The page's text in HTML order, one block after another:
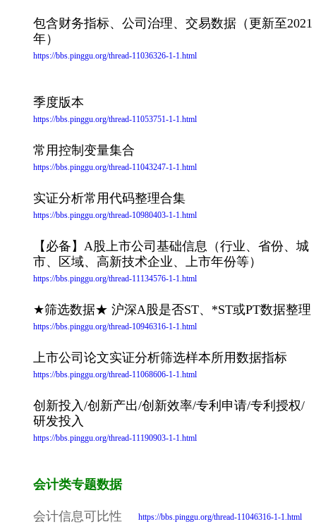
包含财务指标、公司治理、交易数据（更新至2021
年）
https://bbs.pinggu.org/thread-11036326-1-1.html
季度版本
https://bbs.pinggu.org/thread-11053751-1-1.html
常用控制变量集合
https://bbs.pinggu.org/thread-11043247-1-1.html
实证分析常用代码整理合集
https://bbs.pinggu.org/thread-10980403-1-1.html
【必备】A股上市公司基础信息（行业、省份、城
市、区域、高新技术企业、上市年份等）
https://bbs.pinggu.org/thread-11134576-1-1.html
★筛选数据★ 沪深A股是否ST、*ST或PT数据整理
https://bbs.pinggu.org/thread-10946316-1-1.html
上市公司论文实证分析筛选样本所用数据指标
https://bbs.pinggu.org/thread-11068606-1-1.html
创新投入/创新产出/创新效率/专利申请/专利授权/
研发投入
https://bbs.pinggu.org/thread-11190903-1-1.html
会计类专题数据
会计信息可比性 https://bbs.pinggu.org/thread-11046316-1-1.html